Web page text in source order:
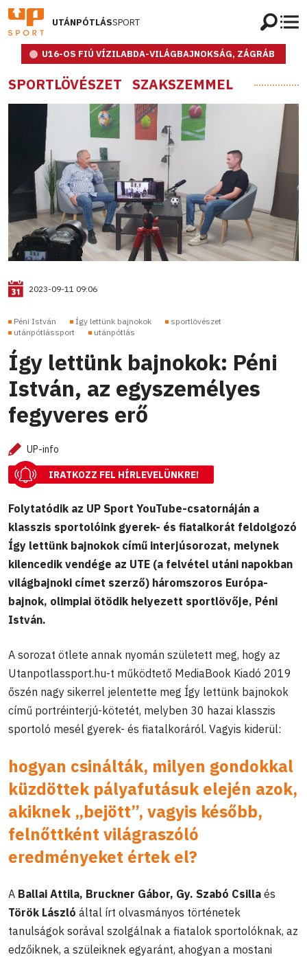
UTÁNPÓTLÁSSPORT
U16-OS FIÚ VÍZILABDA-VILÁGBAJNOKSÁG, ZÁGRÁB
SPORTLÖVÉSZET SZAKSZEMMEL
2023-09-11 09:06
Péni István Így lettünk bajnokok
sportlövészet
utánpótlássport
utánpótlás
Így lettünk bajnokok: Péni
István, az egyszemélyes
fegyveres erő
UP-info
IRATKOZZ FEL HÍRLEVELÜNKRE!
Folytatódik az UP Sport YouTube-csatornáján a
klasszis sportolóink gyerek- és fiatalkorát feldolgozó
Így lettünk bajnokok című interjúsorozat, melynek
kilencedik vendége az UTE (a felvétel utáni napokban
világbajnoki címet szerző) háromszoros Európa-
bajnok, olimpiai ötödik helyezett sportlövője, Péni
István.
A sorozat ötlete annak nyomán született meg, hogy az
Utanpotlassport.hu-t működtető MediaBook Kiadó 2019
őszén nagy sikerrel jelentette meg Így lettünk bajnokok
című portréinterjú-kötetét, melyben 30 hazai klasszis
sportoló mesél gyerek- és fiatalkoráról. Vagyis kiderül:
hogyan csinálták, milyen gondokkal
küzdöttek pályafutásuk elején azok,
akiknek „bejött”, vagyis később,
felnőttként világraszóló
eredményeket értek el?
A Ballai Attila, Bruckner Gábor, Gy. Szabó Csilla és
Török László által írt olvasmányos történetek
tanulságok sorával szolgálnak a fiatalok sportolóknak, az
edzőiknek, a szüleiknek egyaránt, ahogyan a mostani